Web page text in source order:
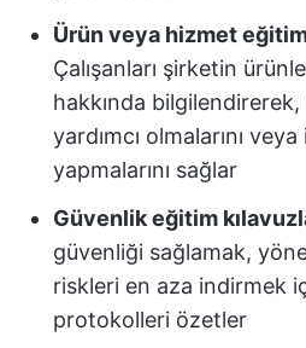
Ürün veya hizmet eğitim
Çalışanları şirketin
hakkında
yardımcı olmalarını
yapmalarını sağlar
Güvenlik eğitim
güvenliği sağlamak,
riskleri en aza indirmek
protokolleri özetler